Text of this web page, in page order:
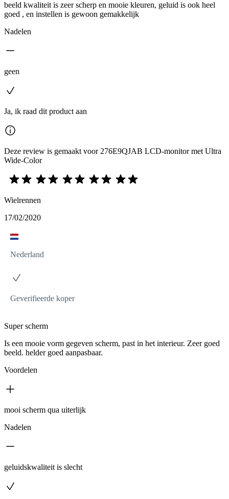
beeld kwaliteit is zeer scherp en mooie kleuren, geluid is ook heel
goed , en instellen is gewoon gemakkelijk
Nadelen
geen
Ja, ik raad dit product aan
Deze review is gemaakt voor 276E9QJAB LCD-monitor met Ultra
Wide-Color
Wielrennen
17/02/2020
Nederland
Geverifieerde koper
Super scherm
Is een mooie vorm gegeven scherm, past in het interieur. Zeer goed
beeld. helder goed aanpasbaar.
Voordelen
mooi scherm qua uiterlijk
Nadelen
geluidskwaliteit is slecht